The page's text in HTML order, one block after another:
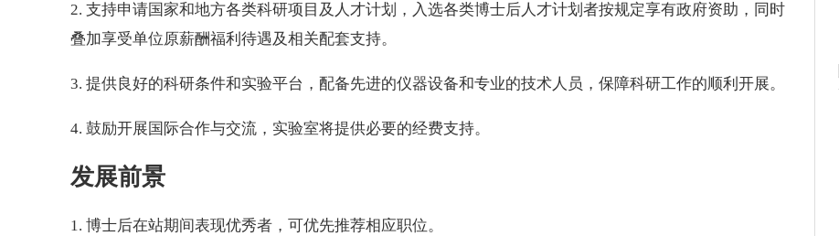
2. 支持申请国家和地方各类科研项目及人才计划，入选各类博士后人才计划者按规定享有政府资助，同时
叠加享受单位原薪酬福利待遇及相关配套支持。
3. 提供良好的科研条件和实验平台，配备先进的仪器设备和专业的技术人员，保障科研工作的顺利开展。
4. 鼓励开展国际合作与交流，实验室将提供必要的经费支持。
发展前景
1. 博士后在站期间表现优秀者，可优先推荐相应职位。